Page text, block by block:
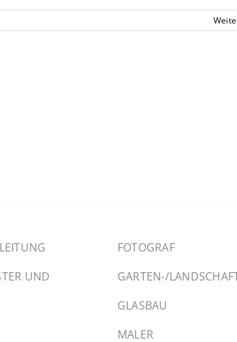
UND
FOTOGRAF
GARTEN-/
GLASBAU
MALER